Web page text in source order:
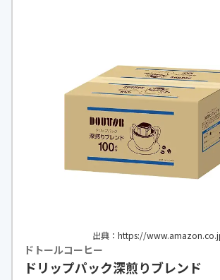
出典：https://
ドトールコーヒー
ドリップパック深煎りブレンド